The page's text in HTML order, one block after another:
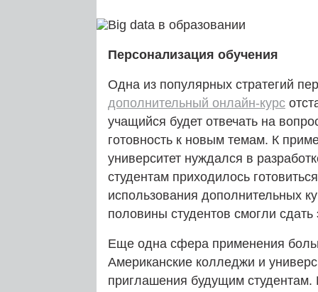
Персонализация обучения
Одна из популярных стратегий
дополнительный онлайн-курс
учащийся будет отвечать на
готовность к новым темам. К
университет нуждался в
студентам приходилось
использования дополнительных
половины студентов смогли
Еще одна сфера применения
Американские колледжи и
приглашения будущим